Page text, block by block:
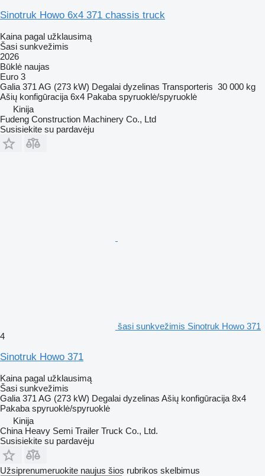
Sinotruk Howo 6x4 371 chassis truck
Kaina pagal užklausimą
Šasi sunkvežimis
2026
Būklė naujas
Euro 3
Galia 371 AG (273 kW) Degalai dyzelinas Transporteris 30 000 kg
Ašių konfigūracija 6x4 Pakaba spyruoklė/spyruoklė
Kinija
Fudeng Construction Machinery Co., Ltd
Susisiekite su pardavėju
šasi sunkvežimis Sinotruk Howo 371
4
Sinotruk Howo 371
Kaina pagal užklausimą
Šasi sunkvežimis
Galia 371 AG (273 kW) Degalai dyzelinas Ašių konfigūracija 8x4
Pakaba spyruoklė/spyruoklė
Kinija
China Heavy Semi Trailer Truck Co., Ltd.
Susisiekite su pardavėju
Užsiprenumeruokite naujus šios rubrikos skelbimus